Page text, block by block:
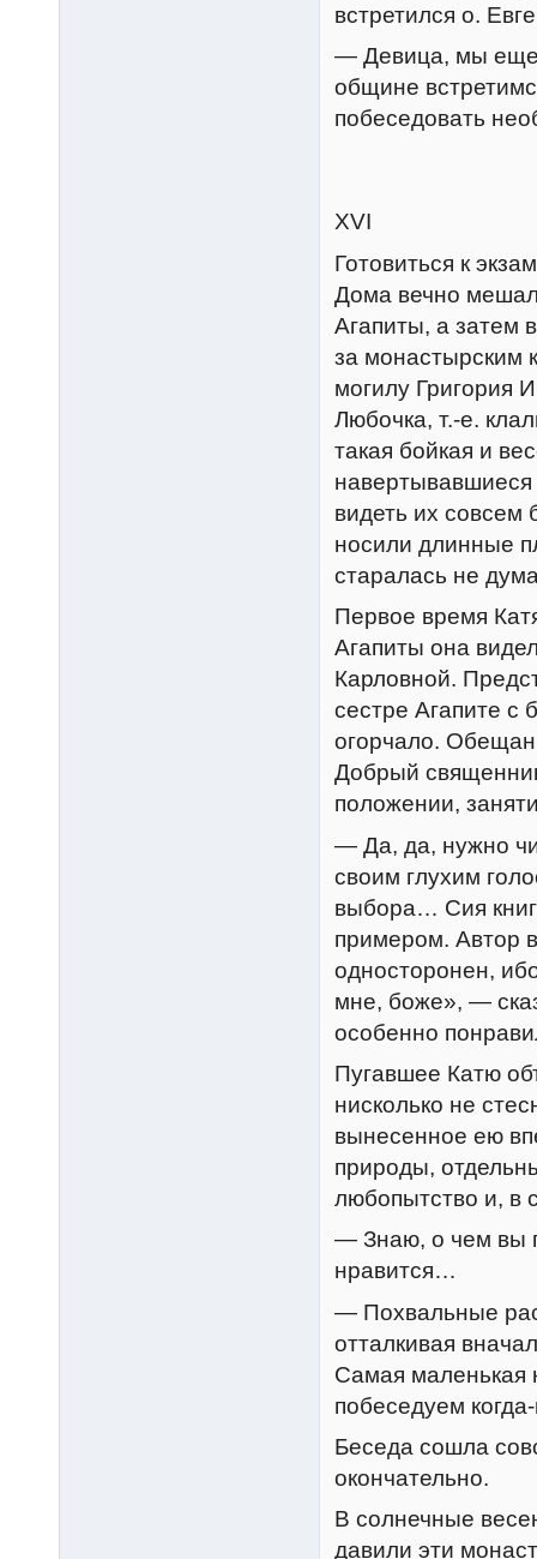
встретился о.
— Девица, мы еще
общине
побеседовать
XVI
Готовиться к
Дома вечно
Агапиты, а затем
за монастырским
могилу Григория
Любочка, т.-е.
такая бойкая и
видеть их
носили длинные
старалась не
Первое время
Агапиты она
Карловной.
сестре Агапите с
огорчало.
Добрый
положении,
— Да, да, нужно
своим глухим
выбора… Сия
примером. Автор
односторонен,
мне, боже», —
особенно
Пугавшее Катю
нисколько не
вынесенное ею
природы,
любопытство и, в
— Знаю, о чем вы
нравится…
— Похвальные
отталкивая
Самая
побеседуем
Беседа сошла
окончательно.
В солнечные
давили эти